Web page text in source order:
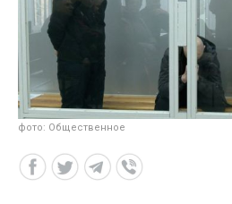
фото: Общественное